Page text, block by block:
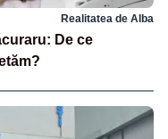
Realitatea de Alba
De ce